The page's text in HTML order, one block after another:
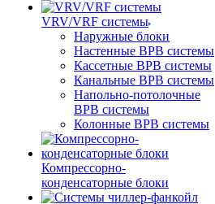
VRV/VRF системы
Наружные блоки
Настенные ВРВ системы
Кассетные ВРВ системы
Канальные ВРВ системы
Напольно-потолочные
ВРВ системы
Колонные ВРВ системы
Компрессорно-
конденсаторные блоки